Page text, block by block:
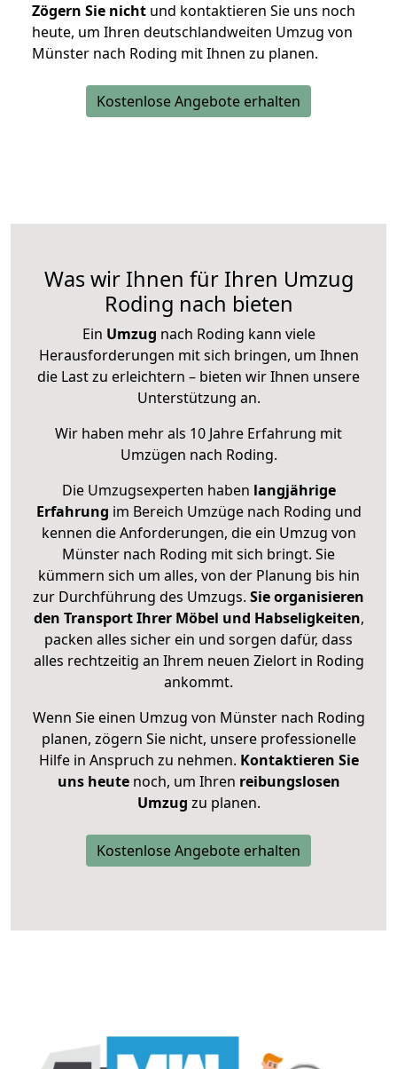
Zögern Sie nicht und kontaktieren Sie uns noch
heute, um Ihren deutschlandweiten Umzug von
Münster nach Roding mit Ihnen zu planen.
Kostenlose Angebote erhalten
Was wir Ihnen für Ihren Umzug
Roding nach bieten
Ein Umzug nach Roding kann viele
Herausforderungen mit sich bringen, um Ihnen
die Last zu erleichtern – bieten wir Ihnen unsere
Unterstützung an.
Wir haben mehr als 10 Jahre Erfahrung mit
Umzügen nach Roding.
Die Umzugsexperten haben langjährige
Erfahrung im Bereich Umzüge nach Roding und
kennen die Anforderungen, die ein Umzug von
Münster nach Roding mit sich bringt. Sie
kümmern sich um alles, von der Planung bis hin
zur Durchführung des Umzugs. Sie organisieren
den Transport Ihrer Möbel und Habseligkeiten,
packen alles sicher ein und sorgen dafür, dass
alles rechtzeitig an Ihrem neuen Zielort in Roding
ankommt.
Wenn Sie einen Umzug von Münster nach Roding
planen, zögern Sie nicht, unsere professionelle
Hilfe in Anspruch zu nehmen. Kontaktieren Sie
uns heutenoch, um Ihren reibungslosen
Umzug zu planen.
Kostenlose Angebote erhalten